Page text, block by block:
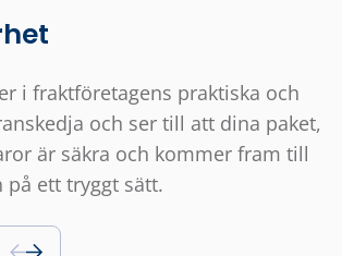
i fraktföretagens praktiska och
och ser till att dina paket,
är säkra och kommer fram till
ett tryggt sätt.